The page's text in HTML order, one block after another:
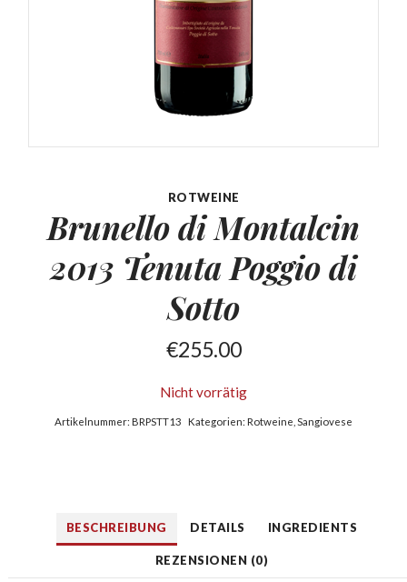
ROTWEINE
Brunello di Montalcin
2013 Tenuta Poggio di
Sotto
€255.00
Nicht vorrätig
Artikelnummer: BRPSTT13 Kategorien:Rotweine ,Sangiovese
BESCHREIBUNG DETAILS INGREDIENTS
REZENSIONEN (0)